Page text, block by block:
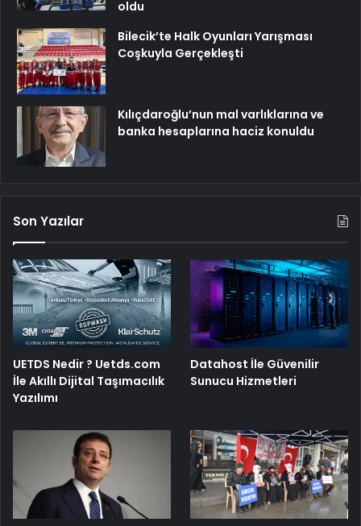
oldu
Bilecik’te Halk Oyunları Yarışması
Coşkuyla Gerçekleşti
Kılıçdaroğlu’nun mal varlıklarına ve
banka hesaplarına haciz konuldu
Son Yazılar
UETDS Nedir ? Uetds.com
İle Akıllı Dijital Taşımacılık
Yazılımı
Datahost İle Güvenilir
Sunucu Hizmetleri